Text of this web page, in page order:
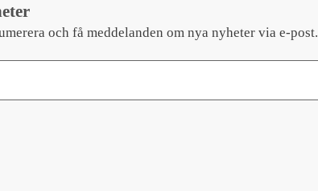
och få meddelanden om nya nyheter via e-post.